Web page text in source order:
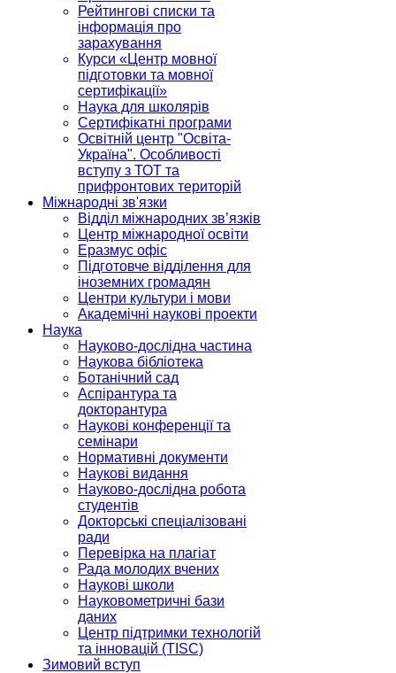
Рейтингові списки та
інформація про
зарахування
Курси «Центр мовної
підготовки та мовної
сертифікації»
Наука для школярів
Сертифікатні програми
Освітній центр "Освіта-
Україна". Особливості
вступу з ТОТ та
прифронтових територій
Міжнародні зв'язки
Відділ міжнародних зв’язків
Центр міжнародної освіти
Еразмус офіс
Підготовче відділення для
іноземних громадян
Центри культури і мови
Академічні наукові проекти
Наука
Науково-дослідна частина
Наукова бібліотека
Ботанічний сад
Аспірантура та
докторантура
Наукові конференції та
семінари
Нормативні документи
Наукові видання
Науково-дослідна робота
студентів
Докторські спеціалізовані
ради
Перевірка на плагіат
Рада молодих вчених
Наукові школи
Науковометричні бази
даних
Центр підтримки технологій
та інновацій (TISC)
Зимовий вступ